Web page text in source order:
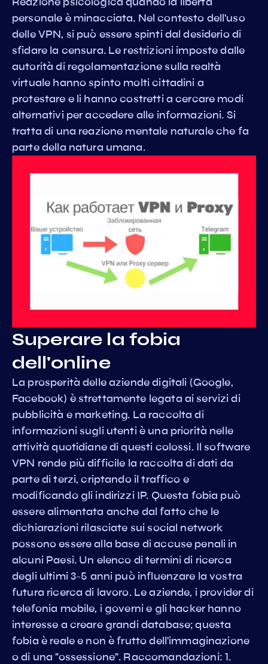
personale è minacciata. Nel contesto dell'uso
delle VPN, si può essere spinti dal desiderio di
sfidare la censura. Le restrizioni imposte dalle
autorità di regolamentazione sulla realtà
virtuale hanno spinto molti cittadini a
protestare e li hanno costretti a cercare modi
alternativi per accedere alle informazioni. Si
tratta di una reazione mentale naturale che fa
parte della natura umana.
Superare la fobia
dell'online
La prosperità delle aziende digitali (Google,
Facebook) è strettamente legata ai servizi di
pubblicità e marketing. La raccolta di
informazioni sugli utenti è una priorità nelle
attività quotidiane di questi colossi. Il software
VPN rende più difficile la raccolta di dati da
parte di terzi, criptando il traffico e
modificando gli indirizzi IP. Questa fobia può
essere alimentata anche dal fatto che le
dichiarazioni rilasciate sui social network
possono essere alla base di accuse penali in
alcuni Paesi. Un elenco di termini di ricerca
degli ultimi 3-5 anni può influenzare la vostra
futura ricerca di lavoro. Le aziende, i provider di
telefonia mobile, i governi e gli hacker hanno
interesse a creare grandi database; questa
fobia è reale e non è frutto dell'immaginazione
o di una "ossessione". Raccomandazioni: 1.